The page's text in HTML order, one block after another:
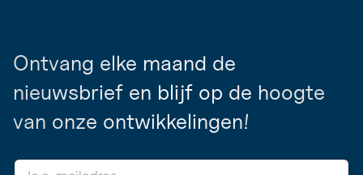
Ontvang elke maand de
nieuwsbrief en blijf op de hoogte
van onze ontwikkelingen!
E